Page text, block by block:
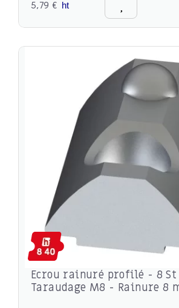
5,79 € ht
Ecrou rainuré profilé - 8
Taraudage M8 - Rainure 8